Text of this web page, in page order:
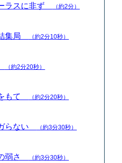
ラスに非ず （約2分）
集局 （約2分10秒）
（約2分20秒）
もて （約2分20秒）
らない （約3分30秒）
弱さ （約3分30秒）